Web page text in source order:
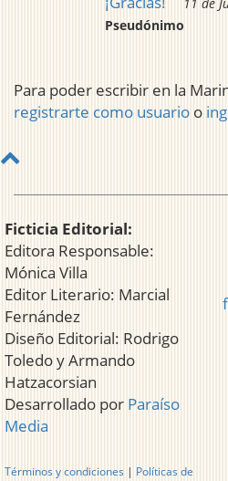
Pseudónimo
Para poder escribir en la
registrarte como usuario o
Ficticia Editorial:
Editora Responsable:
Mónica Villa
Editor Literario: Marcial
Fernández
Diseño Editorial: Rodrigo
Toledo y Armando
Hatzacorsian
Desarrollado por Paraíso
Media
Términos y condiciones | Políticas de